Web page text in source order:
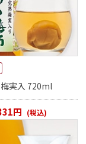
実入 720ml
円 (税込)